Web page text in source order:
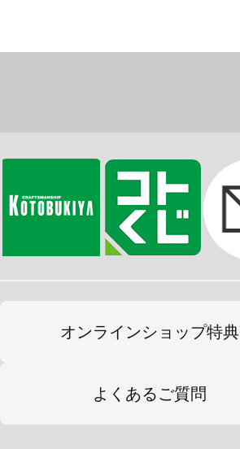
オンラインショップ特典
よくあるご質問